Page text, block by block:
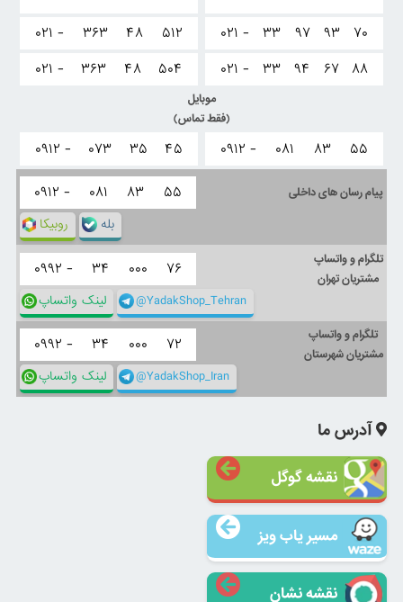
۰۲۱ -
۳۳ ۹۷ ۹۳
۷۰
۰۲۱ -
۳۳ ۹۴ ۶۷ ۸۸
۰۲۱ -
۳۶۳ ۴۸
۵۱۲
۰۲۱ -
۳۶۳ ۴۸ ۵۰۴
موبایل
(فقط تماس)
۰۹۱۲ - ۰۸۱ ۸۳ ۵۵ ۰۹۱۲ - ۰۷۳ ۳۵ ۴۵
پیام رسان های داخلی ۰۹۱۲ - ۰۸۱ ۸۳ ۵۵
روبیکا بله
تلگرام و واتساپ
مشتریان تهران
۰۹۹۲ - ۳۴ ۰۰۰ ۷۶
لینک واتساپ @YadakShop_Tehran
تلگرام و واتساپ
مشتریان شهرستان
۰۹۹۲ - ۳۴ ۰۰۰ ۷۲
لینک واتساپ @YadakShop_Iran
آدرس ما
نقشه گوگل
مسیر یاب ویز
نقشه نشان